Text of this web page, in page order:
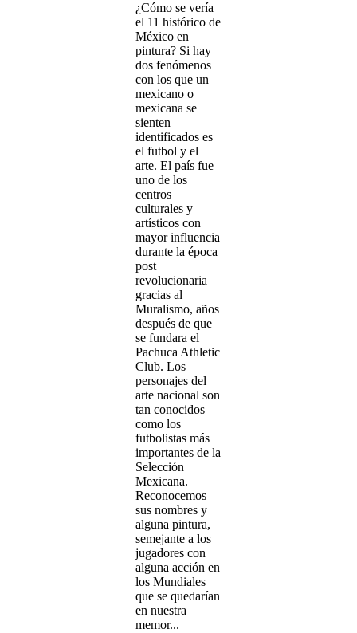
¿Cómo se vería
el 11 histórico de
México en
pintura? Si hay
dos fenómenos
con los que un
mexicano o
mexicana se
sienten
identificados es
el futbol y el
arte. El país fue
uno de los
centros
culturales y
artísticos con
mayor influencia
durante la época
post
revolucionaria
gracias al
Muralismo, años
después de que
se fundara el
Pachuca Athletic
Club. Los
personajes del
arte nacional son
tan conocidos
como los
futbolistas más
importantes de la
Selección
Mexicana.
Reconocemos
sus nombres y
alguna pintura,
semejante a los
jugadores con
alguna acción en
los Mundiales
que se quedarían
en nuestra
memor...